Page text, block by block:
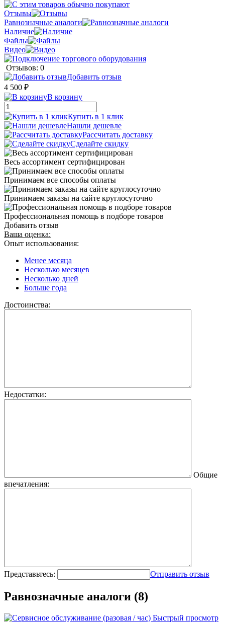
Отзывы
Равнозначные аналоги
Наличие
Файлы
Видео
Отзывов: 0
Добавить отзыв
4 500 ₽
В корзину
Купить в 1 клик
Нашли дешевле
Рассчитать доставку
Сделайте скидку
Весь ассортимент сертифицирован
Принимаем все способы оплаты
Принимаем заказы на сайте круглосуточно
Профессиональная помощь в подборе товаров
Добавить отзыв
Ваша оценка:
Опыт использования:
Менее месяца
Несколько месяцев
Несколько дней
Больше года
Достоинства:
Недостатки:
Общие
впечатления:
Представьтесь: Отправить отзыв
Равнозначные аналоги (8)
Быстрый просмотр